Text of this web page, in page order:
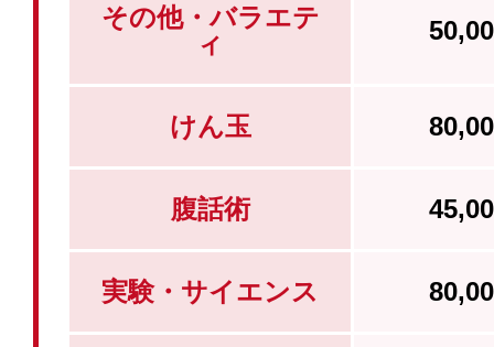
その他・バラエテ
ィ
けん玉
腹話術
実験・サイエンス